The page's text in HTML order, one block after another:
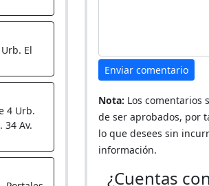
El
4 Urb.
34 Av.
Enviar comentario
Nota: Los comentarios
de ser aprobados, por
lo que desees sin
información.
¿Cuentas